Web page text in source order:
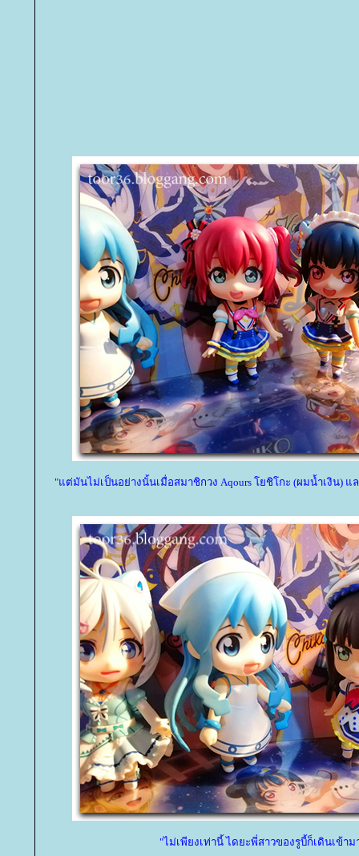
"แต่มันไม่เป็นอย่างนั้นเมื่อสมาชิกวง Aqours โยชิโกะ (ผมน้ำเงิน) แ
"ไม่เพียงเท่านี้ ไดยะพี่สาวของรูบี้ก็เดินเข้าม